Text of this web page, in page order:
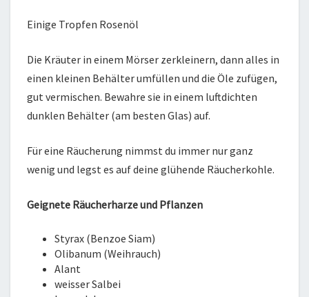
Einige Tropfen Rosenöl
Die Kräuter in einem Mörser zerkleinern, dann alles in
einen kleinen Behälter umfüllen und die Öle zufügen,
gut vermischen. Bewahre sie in einem luftdichten
dunklen Behälter (am besten Glas) auf.
Für eine Räucherung nimmst du immer nur ganz
wenig und legst es auf deine glühende Räucherkohle.
Geignete Räucherharze und Pflanzen
Styrax (Benzoe Siam)
Olibanum (Weihrauch)
Alant
weisser Salbei